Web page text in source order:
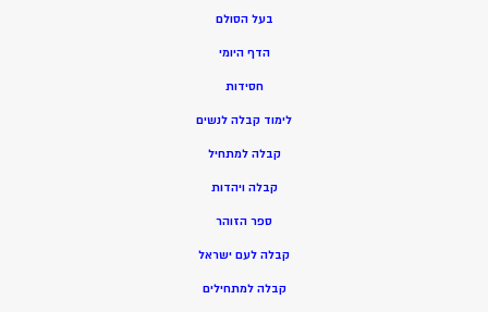
בעל הסולם
הדף היומי
חסידות
לימוד קבלה לנשים
קבלה למתחיל
קבלה ויהדות
ספר הזוהר
קבלה לעם ישראל
קבלה למתחילים